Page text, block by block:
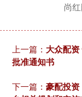
尚
上一篇： 大众配
批准通知书
下一篇： 豪配投资